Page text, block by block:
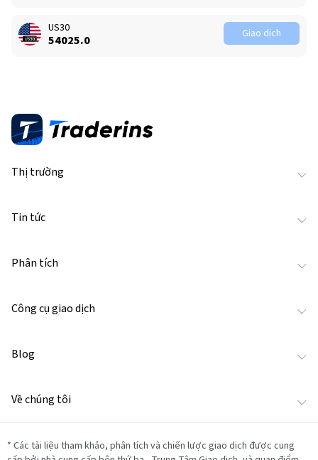
US30
54025.0 Giao dịch
Thị trường
Tin tức
Phân tích
Công cụ giao dịch
Blog
Về chúng tôi
* Các tài liệu tham khảo, phân tích và chiến lược giao dịch được cung